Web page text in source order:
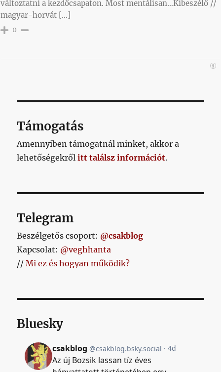
változtatni a kezdőcsapaton. Most mentálisan…Kibeszélő //
magyar-horvát […]
0
Támogatás
Amennyiben támogatnál minket, akkor a
lehetőségekrőlitt találsz információt.
Telegram
Beszélgetős csoport: @csakblog
Kapcsolat: @veghhanta
//Mi ez és hogyan működik?
Bluesky